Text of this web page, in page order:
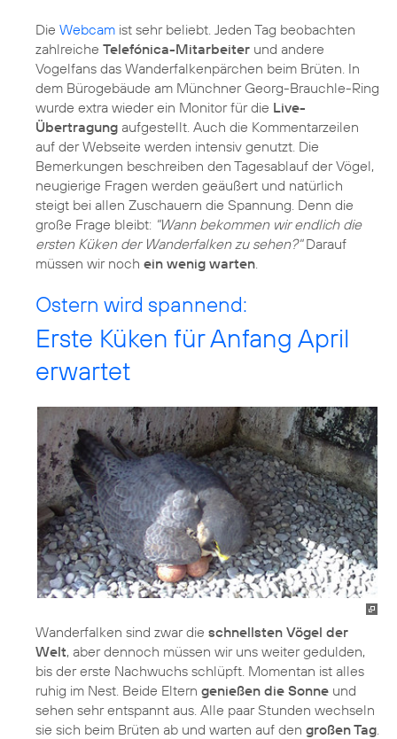
Die Webcam ist sehr beliebt. Jeden Tag beobachten
zahlreiche Telefónica-Mitarbeiter und andere
Vogelfans das Wanderfalkenpärchen beim Brüten. In
dem Bürogebäude am Münchner Georg-Brauchle-Ring
wurde extra wieder ein Monitor für die Live-
Übertragung aufgestellt. Auch die Kommentarzeilen
auf der Webseite werden intensiv genutzt. Die
Bemerkungen beschreiben den Tagesablauf der Vögel,
neugierige Fragen werden geäußert und natürlich
steigt bei allen Zuschauern die Spannung. Denn die
große Frage bleibt: "Wann bekommen wir endlich die
ersten Küken der Wanderfalken zu sehen?"Darauf
müssen wir noch ein wenig warten
Ostern wird spannend:
Erste Küken für Anfang April
erwartet
Wanderfalken sind zwar die schnellsten Vögel der
Welt, aber dennoch müssen wir uns weiter gedulden,
bis der erste Nachwuchs schlüpft. Momentan ist alles
ruhig im Nest. Beide Eltern genießen die Sonne und
sehen sehr entspannt aus. Alle paar Stunden wechseln
sie sich beim Brüten ab und warten auf den großen Tag